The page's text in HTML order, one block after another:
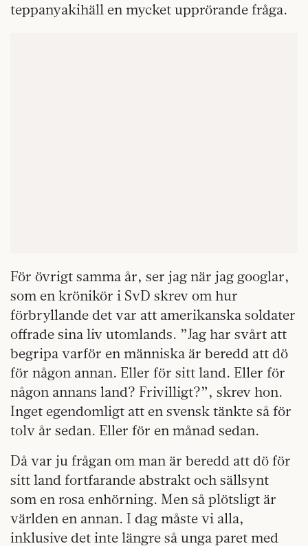
teppanyakihäll en mycket upprörande fråga.
För övrigt samma år, ser jag när jag googlar,
som en krönikör i SvD skrev om hur
förbryllande det var att amerikanska soldater
offrade sina liv utomlands. ”Jag har svårt att
begripa varför en människa är beredd att dö
för någon annan. Eller för sitt land. Eller för
någon annans land? Frivilligt?”, skrev hon.
Inget egendomligt att en svensk tänkte så för
tolv år sedan. Eller för en månad sedan.
Då var ju frågan om man är beredd att dö för
sitt land fortfarande abstrakt och sällsynt
som en rosa enhörning. Men så plötsligt är
världen en annan. I dag måste vi alla,
inklusive det inte längre så unga paret med